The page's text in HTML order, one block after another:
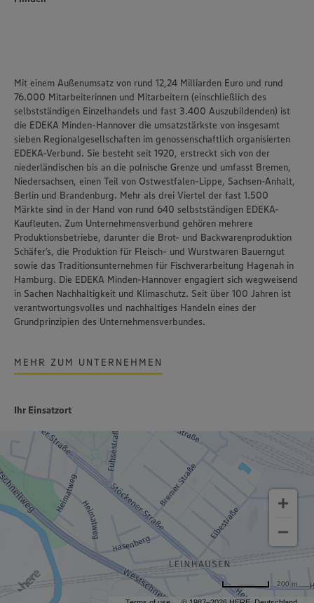
Mit einem Außenumsatz von rund 12,24 Milliarden Euro und rund
76.000 Mitarbeiterinnen und Mitarbeitern (einschließlich des
selbstständigen Einzelhandels und fast 3.400 Auszubildenden) ist
die EDEKA Minden-Hannover die umsatzstärkste von insgesamt
sieben Regionalgesellschaften im genossenschaftlich organisierten
EDEKA-Verbund. Sie besteht seit 1920, erstreckt sich von der
niederländischen bis an die polnische Grenze und umfasst Bremen,
Niedersachsen, einen Teil von Ostwestfalen-Lippe, Sachsen-Anhalt,
Berlin und Brandenburg. Mehr als drei Viertel der fast 1.500
Märkte sind in der Hand von rund 640 selbstständigen EDEKA-
Kaufleuten. Zum Unternehmensverbund gehören mehrere
Produktionsbetriebe, darunter die Brot- und Backwarenproduktion
Schäfer’s, die Produktion für Fleisch- und Wurstwaren Bauerngut
sowie das Traditionsunternehmen für Fischverarbeitung Hagenah in
Hamburg. Die EDEKA Minden-Hannover engagiert sich wegweisend
in Sachen Nachhaltigkeit und Klimaschutz. Seit über 100 Jahren ist
verantwortungsvolles und nachhaltiges Handeln eines der
Grundprinzipien des Unternehmensverbundes.
MEHR ZUM UNTERNEHMEN
Ihr Einsatzort
200 m